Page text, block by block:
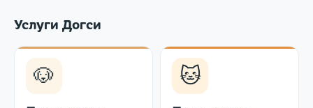
Услуги Догси
🐶 🐱